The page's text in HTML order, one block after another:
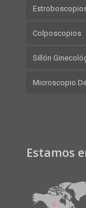
Colposcopios
Sillón
Microscopio
Estamos